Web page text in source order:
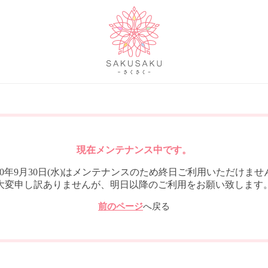
現在メンテナンス中です。
年9月30日(水)はメンテナンスのため終日ご利用いただけませ
変申し訳ありませんが、明日以降のご利用をお願い致します
前のページへ戻る